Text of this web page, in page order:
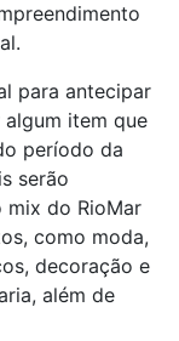
para antecipar
item que
período da
serão
do RioMar
como moda,
decoração e
além de